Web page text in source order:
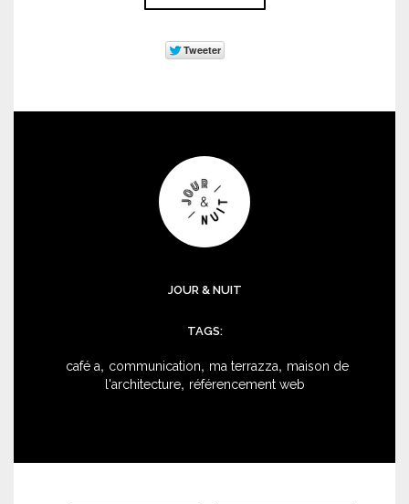
JOUR & NUIT
TAGS:
café a, communication, ma terrazza, maison de
l'architecture, référencement web